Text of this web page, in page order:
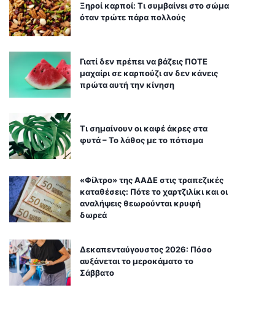
Ξηροί καρποί: Τι συμβαίνει στο σώμα
όταν τρώτε πάρα πολλούς
Γιατί δεν πρέπει να βάζεις ΠΟΤΕ
μαχαίρι σε καρπούζι αν δεν κάνεις
πρώτα αυτή την κίνηση
Τι σημαίνουν οι καφέ άκρες στα
φυτά – Το λάθος με το πότισμα
«Φίλτρο» της ΑΑΔΕ στις τραπεζικές
καταθέσεις: Πότε το χαρτζιλίκι και οι
αναλήψεις θεωρούνται κρυφή
δωρεά
Δεκαπενταύγουστος 2026: Πόσο
αυξάνεται το μεροκάματο το
Σάββατο